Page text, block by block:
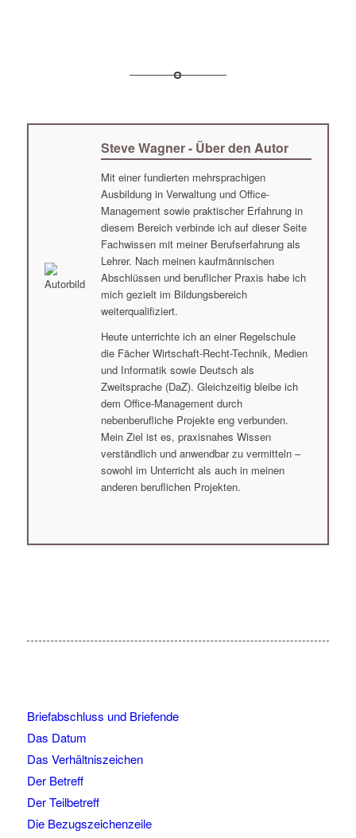
Steve Wagner - Über den Autor
Mit einer fundierten mehrsprachigen
Ausbildung in Verwaltung und Office-
Management sowie praktischer Erfahrung in
diesem Bereich verbinde ich auf dieser Seite
Fachwissen mit meiner Berufserfahrung als
Lehrer. Nach meinen kaufmännischen
Abschlüssen und beruflicher Praxis habe ich
mich gezielt im Bildungsbereich
weiterqualifiziert.
Heute unterrichte ich an einer Regelschule
die Fächer Wirtschaft-Recht-Technik, Medien
und Informatik sowie Deutsch als
Zweitsprache (DaZ). Gleichzeitig bleibe ich
dem Office-Management durch
nebenberufliche Projekte eng verbunden.
Mein Ziel ist es, praxisnahes Wissen
verständlich und anwendbar zu vermitteln –
sowohl im Unterricht als auch in meinen
anderen beruflichen Projekten.
Briefabschluss und Briefende
Das Datum
Das Verhältniszeichen
Der Betreff
Der Teilbetreff
Die Bezugszeichenzeile